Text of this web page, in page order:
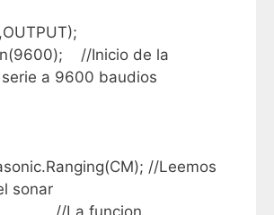
//Inicio de la
a 9600 baudios
//Leemos
sonar